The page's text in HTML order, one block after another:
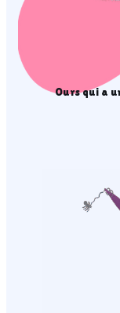
Ours qui a